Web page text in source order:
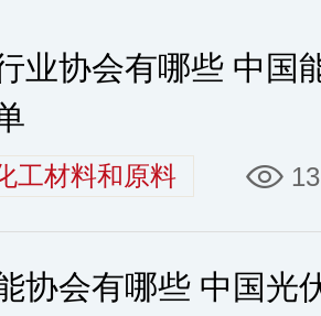
业协会有哪些 中国
工材料和原料
协会有哪些 中国光